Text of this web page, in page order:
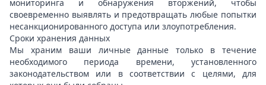
мониторинга и обнаружения вторжений, чтобы
своевременно выявлять и предотвращать любые попытки
несанкционированного доступа или злоупотребления.
Сроки хранения данных
Мы храним ваши личные данные только в течение
необходимого периода времени, установленного
законодательством или в соответствии с целями, для